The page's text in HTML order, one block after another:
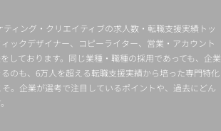
ィング・クリエイティブの求人数・転職支援実績トッ
ックデザイナー、コピーライター、営業・アカウント
しております。同じ業種・職種の採用であっても、企業
のも、6万人を超える転職支援実績から培った専門特化
。企業が選考で注目しているポイントや、過去にどん